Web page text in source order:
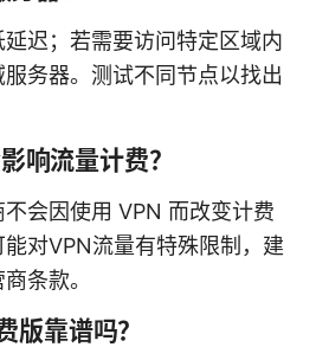
迟；若需要访问特定区域内
务器。测试不同节点以找出
响流量计费？
会因使用 VPN 而改变计费
对VPN流量有特殊限制，建
条款。
靠谱吗？